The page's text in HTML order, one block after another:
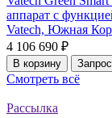
аппарат с
Vatech, Южная
4 106 690 ₽
В корзину
Смотреть всё
Рассылка